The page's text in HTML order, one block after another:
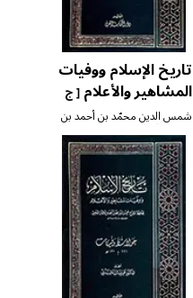
تاريخ الإسلام ووفيات
المشاهير والأعلام[ ج
٨ ]
شمس الدين محمّد بن أحمد بن
عثمان الذّهبي